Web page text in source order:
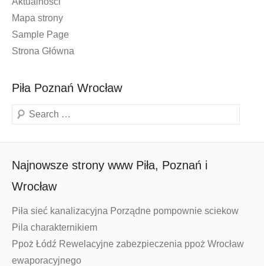
Mapa strony
Sample Page
Strona Główna
Piła Poznań Wrocław
Szukaj
Najnowsze strony www Piła, Poznań i
Wrocław
Piła sieć kanalizacyjna Porządne pompownie sciekow
Pila charakternikiem
Ppoż Łódź Rewelacyjne zabezpieczenia ppoż Wrocław
ewaporacyjnego